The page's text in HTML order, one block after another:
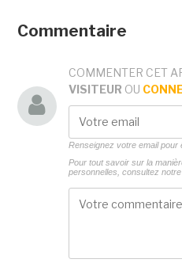
Commentaire
COMMENTER CET
VISITEUR OU
Renseignez votre email pour
Pour tout savoir sur la
personnelles, consultez notre